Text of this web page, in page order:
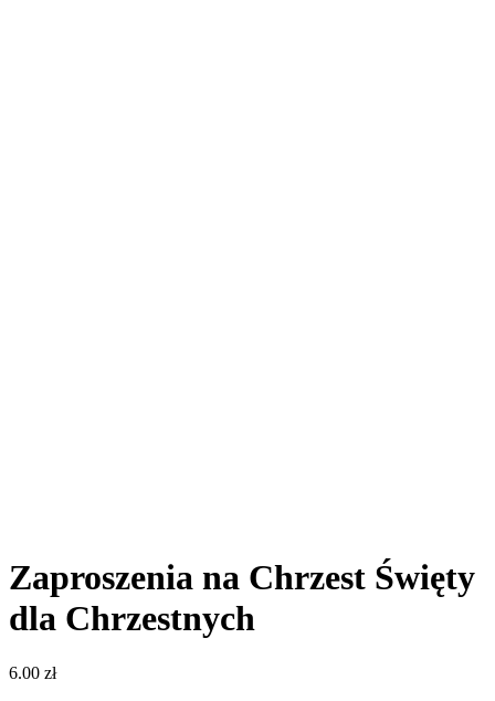
Zaproszenia na Chrzest Święty
dla Chrzestnych
6.00 zł